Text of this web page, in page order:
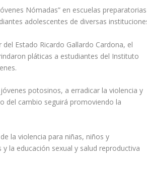
Nómadas” en escuelas preparatorias
adolescentes de diversas
Estado Ricardo Gallardo Cardona, el
pláticas a estudiantes del Instituto
potosinos, a erradicar la violencia y
del cambio seguirá promoviendo la
la violencia para niñas, niños y
la educación sexual y salud reproductiva